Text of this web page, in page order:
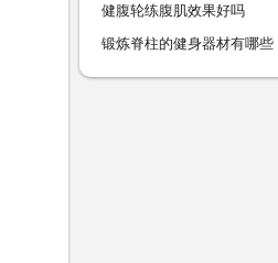
健腹轮练腹肌效果好吗
锻炼脊柱的健身器材有哪些